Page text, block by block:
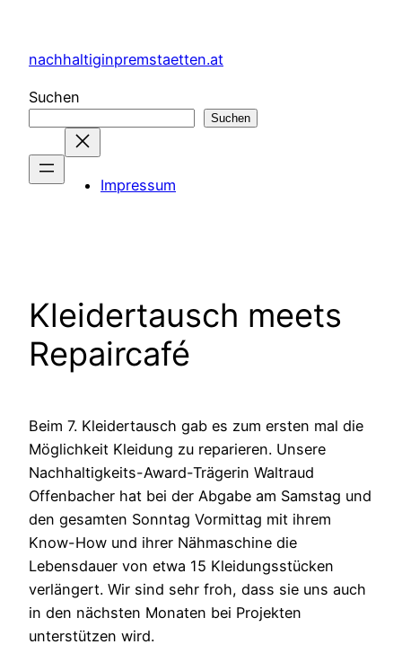
springen
nachhaltiginpremstaetten.at
Suchen
Suchen
Impressum
Kleidertausch meets
Repaircafé
Beim 7. Kleidertausch gab es zum ersten mal die
Möglichkeit Kleidung zu reparieren. Unsere
Nachhaltigkeits-Award-Trägerin Waltraud
Offenbacher hat bei der Abgabe am Samstag und
den gesamten Sonntag Vormittag mit ihrem
Know-How und ihrer Nähmaschine die
Lebensdauer von etwa 15 Kleidungsstücken
verlängert. Wir sind sehr froh, dass sie uns auch
in den nächsten Monaten bei Projekten
unterstützen wird.